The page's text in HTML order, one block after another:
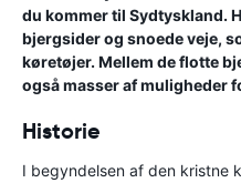
du kommer til Sydtyskland.
bjergsider og snoede veje,
køretøjer. Mellem de flotte
også masser af muligheder
Historie
I begyndelsen af den kristne